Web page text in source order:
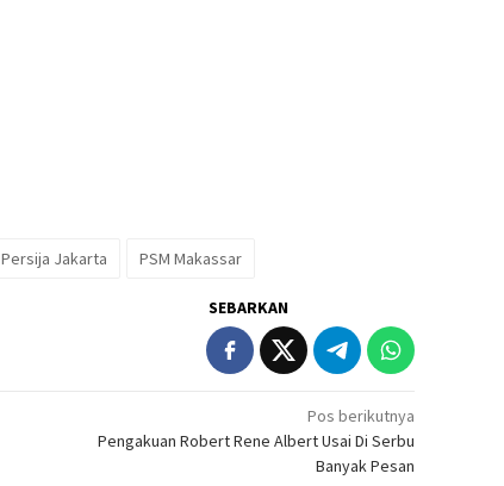
Persija Jakarta PSM Makassar
SEBARKAN
Pos berikutnya
Pengakuan Robert Rene Albert Usai Di Serbu
Banyak Pesan